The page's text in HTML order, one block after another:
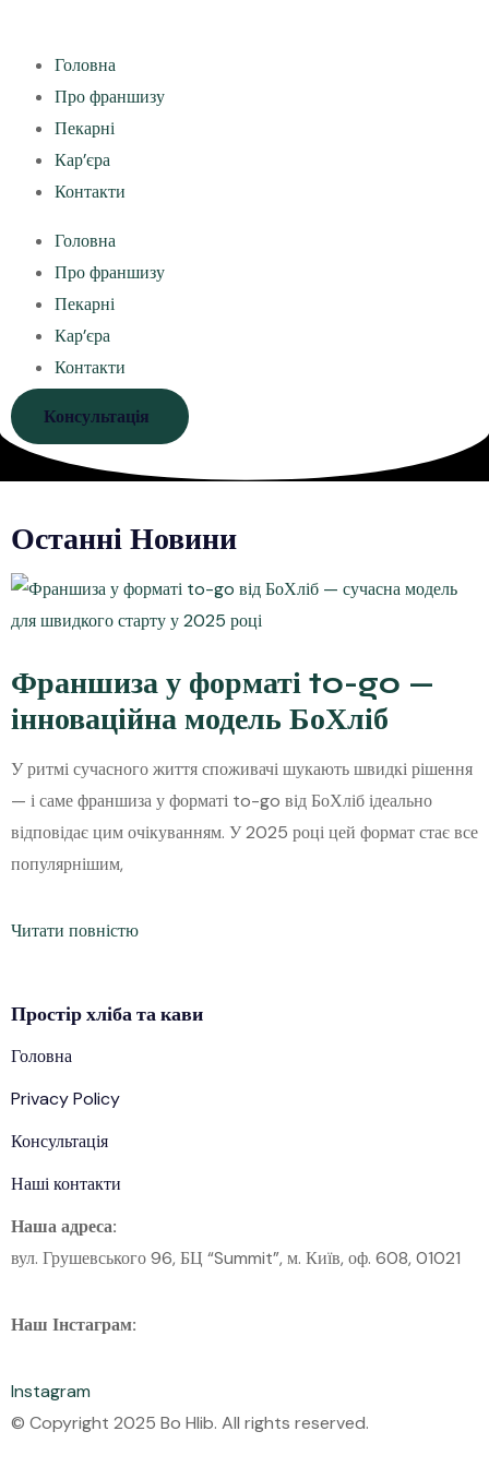
Головна
Про франшизу
Пекарні
Кар’єра
Контакти
Головна
Про франшизу
Пекарні
Кар’єра
Контакти
Консультація
Останні Новини
Франшиза у форматі to-go —
інноваційна модель БоХліб
У ритмі сучасного життя споживачі шукають швидкі рішення
— і саме франшиза у форматі to-go від БоХліб ідеально
відповідає цим очікуванням. У 2025 році цей формат стає все
популярнішим,
Читати повністю
Простірхлібата кави
Головна
Privacy Policy
Консультація
Наші контакти
Наша адреса:
вул. Грушевського 96, БЦ “Summit”, м. Київ, оф. 608, 01021
Наш Інстаграм:
Instagram
© Copyright 2025 Bo Hlib. All rights reserved.